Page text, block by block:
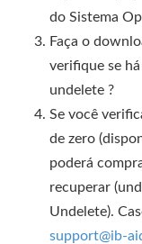
do Sistema
Faça o
verifique se
undelete ?
Se você
de zero
poderá
recuperar
Undelete).
support@ib-